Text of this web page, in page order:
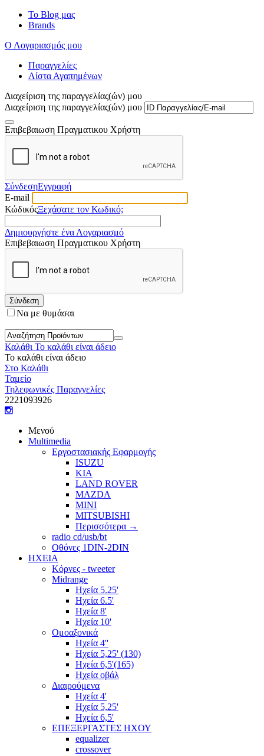
Το Blog μας
Brands
Ο Λογαριασμός μου
Παραγγελίες
Λίστα Αγαπημένων
Διαχείριση της παραγγελίας(ών) μου
Διαχείριση της παραγγελίας(ών) μου
Επιβεβαιωση Πραγματικου Χρήστη
ΣύνδεσηΕγγραφή
E-mail
ΚώδικόςΞεχάσατε τον Κωδικό;
Δημιουργήστε ένα Λογαριασμό
Επιβεβαιωση Πραγματικου Χρήστη
Σύνδεση
Να με θυμάσαι
Καλάθι Το καλάθι είναι άδειο
Το καλάθι είναι άδειο
Στο Καλάθι
Ταμείο
Τηλεφωνικές Παραγγελίες
2221093926
Μενού
Multimedia
Εργοστασιακής Εφαρμογής
ISUZU
KIA
LAND ROVER
MAZDA
MINI
MITSUBISHI
Περισσότερα →
radio cd/usb/bt
Οθόνες 1DIN-2DIN
ΗΧΕΙΑ
Κόρνες - tweeter
Midrange
Ηχεία 5.25'
Ηχεία 6.5'
Ηχεία 8'
Ηχεία 10'
Ομοαξονικά
Ηχεία 4''
Ηχεία 5,25' (130)
Ηχεία 6,5'(165)
Ηχεία οβάλ
Διαιρούμενα
Ηχεία 4'
Ηχεία 5,25'
Ηχεία 6,5'
ΕΠΕΞΕΡΓΑΣΤΕΣ ΗΧΟΥ
equalizer
crossover